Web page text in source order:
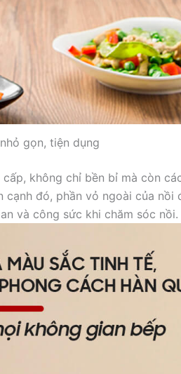
gọn, tiện dụng
không chỉ bền bỉ mà còn
đó, phần vỏ ngoài của
và công sức khi chăm sóc nồi.